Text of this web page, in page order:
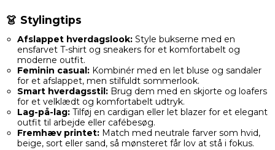
👗 Stylingtips
Afslappet hverdagslook:Style bukserne med en
ensfarvet T-shirt og sneakers for et komfortabelt og
moderne outfit.
Feminin casual:Kombinér med en let bluse og sandaler
for et afslappet, men stilfuldt sommerlook.
Smart hverdagsstil:Brug dem med en skjorte og loafers
for et velklædt og komfortabelt udtryk.
Lag-på-lag:Tilføj en cardigan eller let blazer for et elegant
outfit til arbejde eller cafébesøg.
Fremhæv printet:Match med neutrale farver som hvid,
beige, sort eller sand, så mønsteret får lov at stå i fokus.